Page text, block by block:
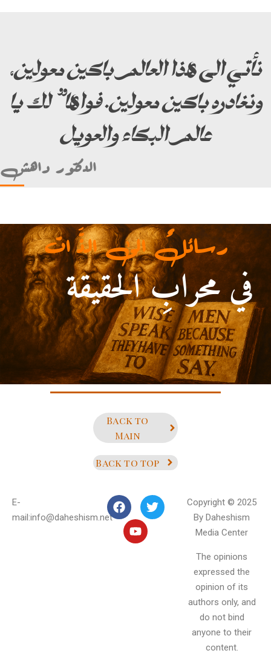
نأتي الى هذا العالم باكين معولين،
ونغادره باكين معولين. فواها” لك يا
عالم البكاء والعويل
الدكتور داهش
في محرابِ الحقيقة
علي بن أبي طالب)
رسائلٌ الى الذَّ ات
Back to
Main
Back to top
E-
mail:info@daheshism.net
Copyright © 2025
By Daheshism
Media Center
The opinions
expressed the
opinion of its
authors only, and
do not bind
anyone to their
content.